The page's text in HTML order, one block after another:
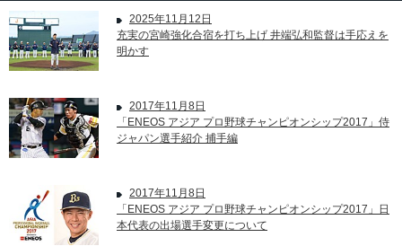
2025年11月12日
充実の宮崎強化合宿を打ち上げ 井端弘和監督は手応えを
明かす
2017年11月8日
「ENEOS アジア プロ野球チャンピオンシップ2017」侍
ジャパン選手紹介 捕手編
2017年11月8日
「ENEOS アジア プロ野球チャンピオンシップ2017」日
本代表の出場選手変更について